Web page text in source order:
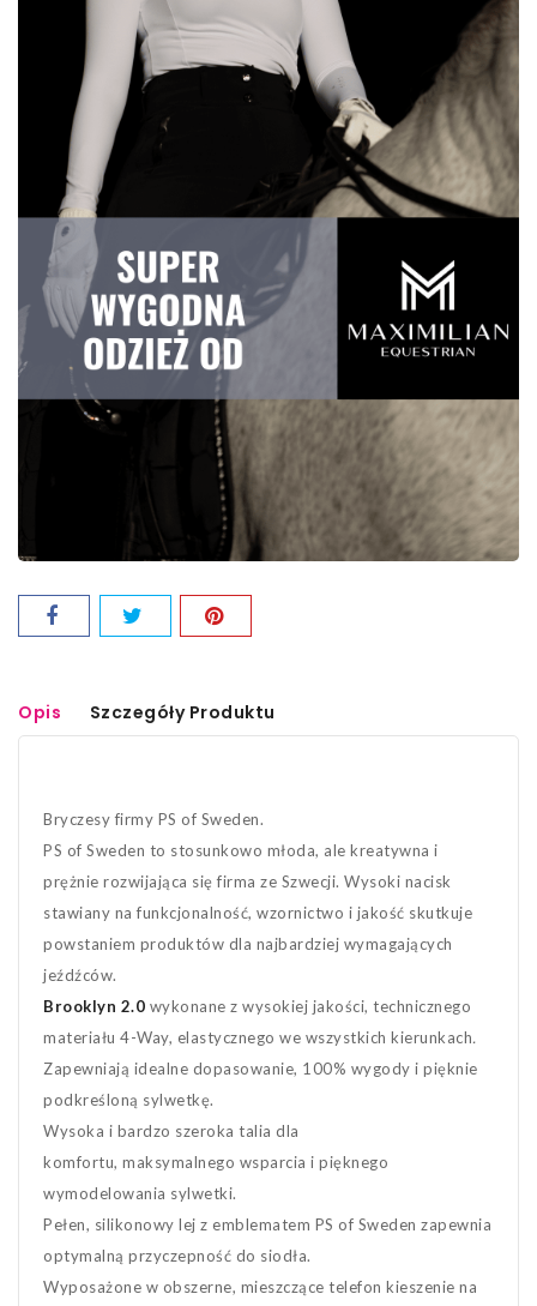
Opis Szczegóły Produktu
Bryczesyfirmy PS of Sweden.
PS of Sweden to stosunkowo młoda, ale kreatywna i
prężnie rozwijająca się firma ze Szwecji. Wysoki nacisk
stawiany na funkcjonalność, wzornictwo i jakość skutkuje
powstaniem produktów dla najbardziej wymagających
jeźdźców.
Brooklyn 2.0 wykonane z wysokiej jakości, technicznego
materiału 4-Way, elastycznego we wszystkich kierunkach.
Zapewniają idealne dopasowanie, 100% wygody i pięknie
podkreśloną sylwetkę.
Wysoka i bardzo szeroka talia dla
komfortu, maksymalnego wsparcia i pięknego
wymodelowania sylwetki.
Pełen, silikonowy lej z emblematem PS of Sweden zapewnia
optymalną przyczepność do siodła.
Wyposażone w obszerne, mieszczące telefon kieszenie na